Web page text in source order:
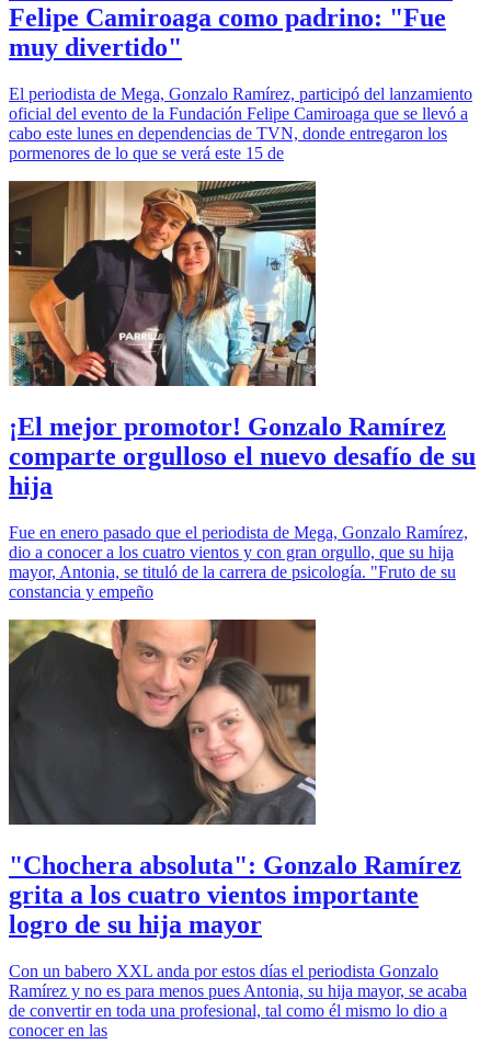
Felipe Camiroaga como padrino: "Fue
muy divertido"
El periodista de Mega, Gonzalo Ramírez, participó del lanzamiento
oficial del evento de la Fundación Felipe Camiroaga que se llevó a
cabo este lunes en dependencias de TVN, donde entregaron los
pormenores de lo que se verá este 15 de
¡El mejor promotor! Gonzalo Ramírez
comparte orgulloso el nuevo desafío de su
hija
Fue en enero pasado que el periodista de Mega, Gonzalo Ramírez,
dio a conocer a los cuatro vientos y con gran orgullo, que su hija
mayor, Antonia, se tituló de la carrera de psicología. "Fruto de su
constancia y empeño
"Chochera absoluta": Gonzalo Ramírez
grita a los cuatro vientos importante
logro de su hija mayor
Con un babero XXL anda por estos días el periodista Gonzalo
Ramírez y no es para menos pues Antonia, su hija mayor, se acaba
de convertir en toda una profesional, tal como él mismo lo dio a
conocer en las